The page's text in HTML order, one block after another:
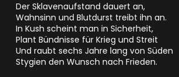
Der Sklavenaufstand dauert an,
Wahnsinn und Blutdurst treibt ihn an.
In Kush scheint man in Sicherheit,
Plant Bündnisse für Krieg und Streit
Und raubt sechs Jahre lang von Süden
Stygien den Wunsch nach Frieden.